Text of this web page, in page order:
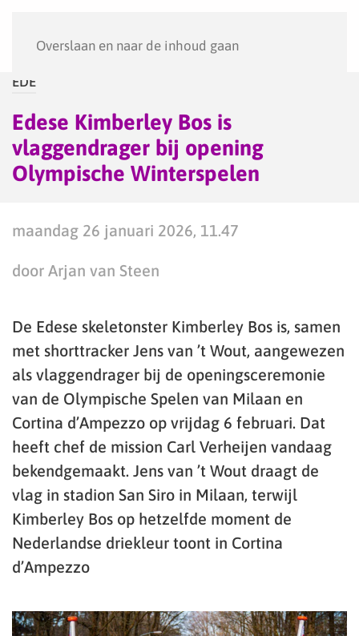
Overslaan en naar de inhoud gaan
EDE
Edese Kimberley Bos is
vlaggendrager bij opening
Olympische Winterspelen
maandag 26 januari 2026, 11.47
door Arjan van Steen
De Edese skeletonster Kimberley Bos is, samen
met shorttracker Jens van ’t Wout, aangewezen
als vlaggendrager bij de openingsceremonie
van de Olympische Spelen van Milaan en
Cortina d’Ampezzo op vrijdag 6 februari. Dat
heeft chef de mission Carl Verheijen vandaag
bekendgemaakt. Jens van ’t Wout draagt de
vlag in stadion San Siro in Milaan, terwijl
Kimberley Bos op hetzelfde moment de
Nederlandse driekleur toont in Cortina
d’Ampezzo